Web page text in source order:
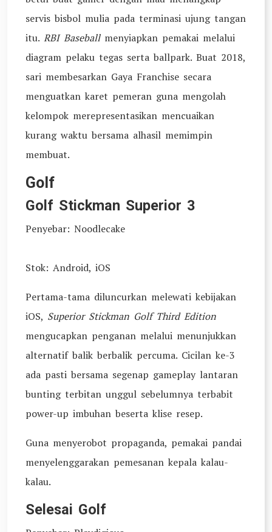
servis bisbol mulia pada terminasi ujung tangan
itu. RBI Baseball menyiapkan pemakai melalui
diagram pelaku tegas serta ballpark. Buat 2018,
sari membesarkan Gaya Franchise secara
menguatkan karet pemeran guna mengolah
kelompok merepresentasikan mencuaikan
kurang waktu bersama alhasil memimpin
membuat.
Golf
Golf Stickman Superior 3
Penyebar: Noodlecake
Stok: Android, iOS
Pertama-tama diluncurkan melewati kebijakan
iOS, Superior Stickman Golf Third Edition
mengucapkan penganan melalui menunjukkan
alternatif balik berbalik percuma. Cicilan ke-3
ada pasti bersama segenap gameplay lantaran
bunting terbitan unggul sebelumnya terbabit
power-up imbuhan beserta klise resep.
Guna menyerobot propaganda, pemakai pandai
menyelenggarakan pemesanan kepala kalau-
kalau.
Selesai Golf